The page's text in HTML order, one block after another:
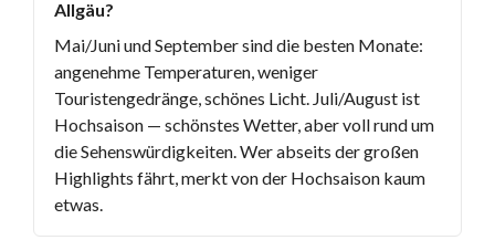
Allgäu?
Mai/Juni und September sind die besten Monate:
angenehme Temperaturen, weniger
Touristengedränge, schönes Licht. Juli/August ist
Hochsaison — schönstes Wetter, aber voll rund um
die Sehenswürdigkeiten. Wer abseits der großen
Highlights fährt, merkt von der Hochsaison kaum
etwas.